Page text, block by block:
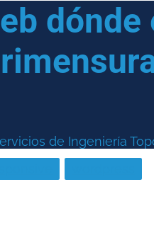
de Ingeniería